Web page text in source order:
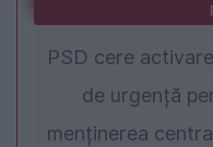
PSD cere
de urgență
menținerea